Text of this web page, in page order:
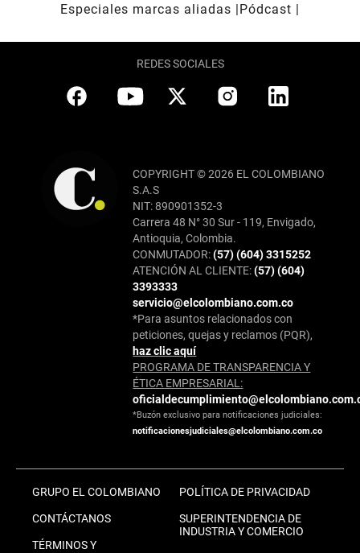
Especiales marcas aliadas
Pódcast
REDES SOCIALES
COPYRIGHT © 2026 EL COLOMBIANO
S.A.S
NIT: 890901352-3
Carrera 48 N° 30 Sur - 119, Envigado,
Antioquia, Colombia.
CONMUTADOR:(57) (604) 3315252
ATENCIÓN AL CLIENTE:(57) (604)
3393333
servicio@elcolombiano.com.co
*Para asuntos relacionados con
peticiones, quejas y reclamos (PQR),
haz clic aquí
PROGRAMA DE TRANSPARENCIA Y
ÉTICA EMPRESARIAL:
*Buzón exclusivo para notificaciones judiciales:
notificacionesjudiciales@elcolombiano.com.co
GRUPO EL COLOMBIANO
CONTÁCTANOS
TÉRMINOS Y
POLÍTICA DE PRIVACIDAD
SUPERINTENDENCIA DE
INDUSTRIA Y COMERCIO